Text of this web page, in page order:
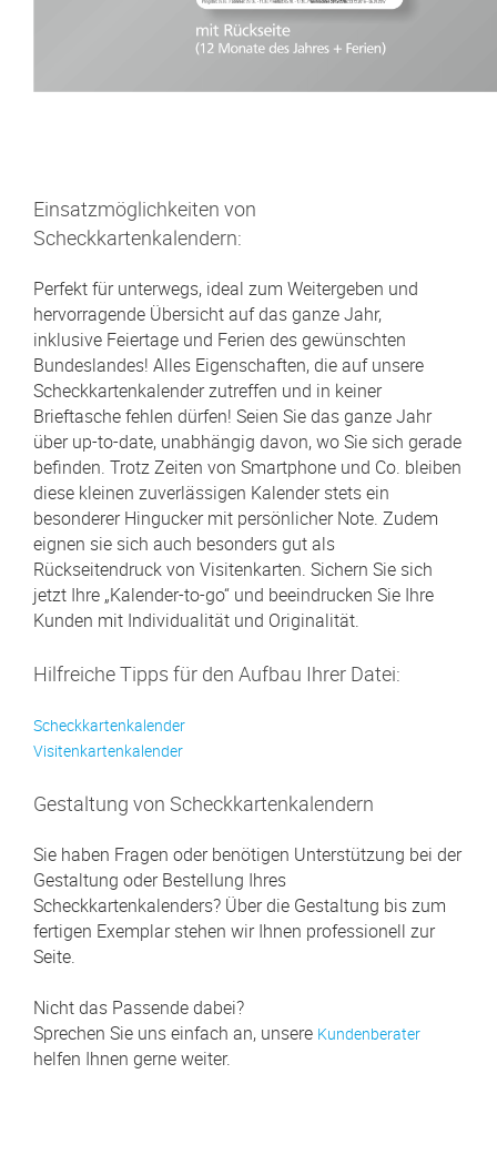
Einsatzmöglichkeiten von
Scheckkartenkalendern:
Perfekt für unterwegs, ideal zum Weitergeben und
hervorragende Übersicht auf das ganze Jahr,
inklusive Feiertage und Ferien des gewünschten
Bundeslandes! Alles Eigenschaften, die auf unsere
Scheckkartenkalender zutreffen und in keiner
Brieftasche fehlen dürfen! Seien Sie das ganze Jahr
über up-to-date, unabhängig davon, wo Sie sich gerade
befinden. Trotz Zeiten von Smartphone und Co. bleiben
diese kleinen zuverlässigen Kalender stets ein
besonderer Hingucker mit persönlicher Note. Zudem
eignen sie sich auch besonders gut als
Rückseitendruck von Visitenkarten. Sichern Sie sich
jetzt Ihre „Kalender-to-go“ und beeindrucken Sie Ihre
Kunden mit Individualität und Originalität.
Hilfreiche Tipps für den Aufbau Ihrer Datei:
Scheckkartenkalender
Visitenkartenkalender
Gestaltung von Scheckkartenkalendern
Sie haben Fragen oder benötigen Unterstützung bei der
Gestaltung oder Bestellung Ihres
Scheckkartenkalenders? Über die Gestaltung bis zum
fertigen Exemplar stehen wir Ihnen professionell zur
Seite.
Nicht das Passende dabei?
Sprechen Sie uns einfach an, unsere Kundenberater
helfen Ihnen gerne weiter.